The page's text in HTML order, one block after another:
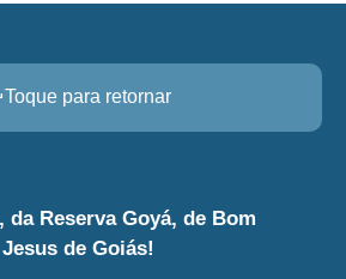
Toque para retornar
da Reserva Goyá, de Bom
Jesus de Goiás!